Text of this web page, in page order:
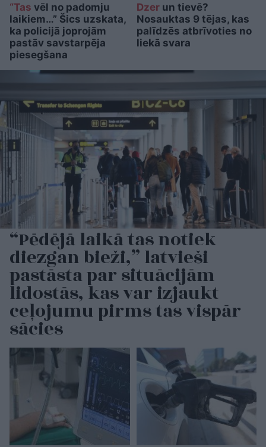
“Tas vēl no padomju
laikiem…” Šics uzskata,
ka policijā joprojām
pastāv savstarpēja
piesegšana
Dzerun tievē?
Nosauktas 9 tējas, kas
palīdzēs atbrīvoties no
liekā svara
“Pēdējā laikā tas notiek
diezgan bieži,” latvieši
pastāsta par situācijām
lidostās, kas var izjaukt
ceļojumu pirms tas vispār
sācies